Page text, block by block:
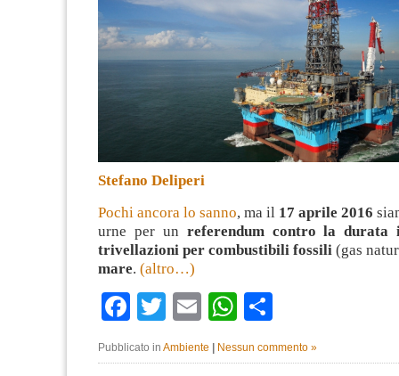
Stefano Deliperi
Pochi ancora lo sanno, ma il 17 aprile 2016
urne per un referendum contro la durata
trivellazioni per combustibili fossili (gas
mare. (altro…)
Facebook
TwitterEmailWhatsApp
Pubblicato in Ambiente Nessun commento »